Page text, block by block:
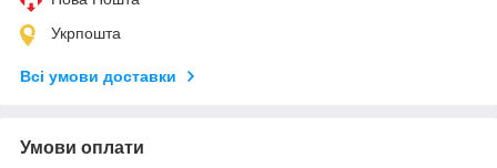
Укрпошта
Всі умови доставки
Умови оплати